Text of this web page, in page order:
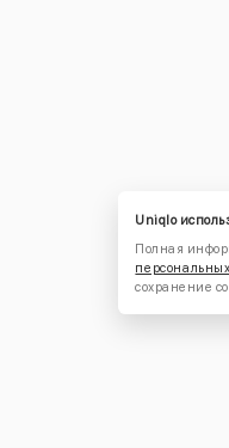
Uniqlo
Полная
сохранение